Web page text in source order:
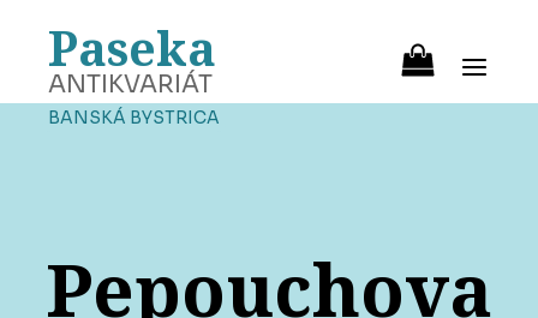
Paseka
ANTIKVARIÁT
BANSKÁ BYSTRICA
Pepouchova